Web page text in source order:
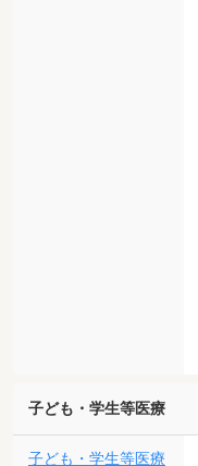
子ども・学生等医療
子ども・学生等医療